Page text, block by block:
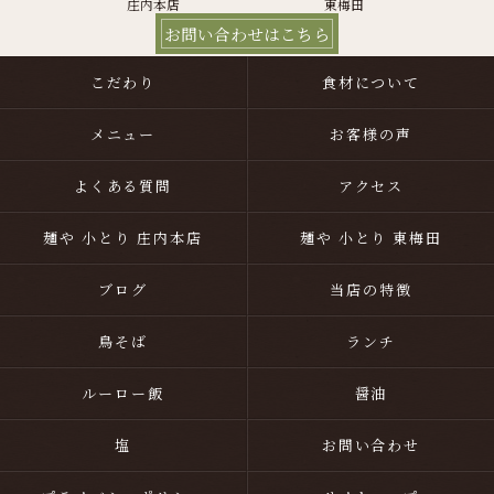
庄内本店 東梅田
お問い合わせはこちら
こだわり 食材について
メニュー お客様の声
よくある質問 アクセス
麺や 小とり 庄内本店 麺や 小とり 東梅田
ブログ 当店の特徴
鳥そば ランチ
ルーロー飯 醤油
塩 お問い合わせ